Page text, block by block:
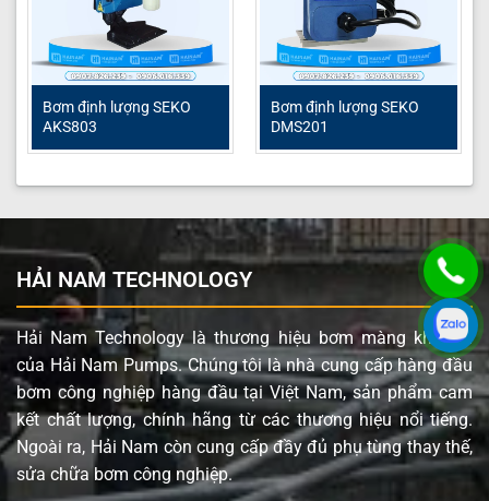
Bơm định lượng SEKO
AKS803
Bơm định lượng SEKO
DMS201
HẢI NAM TECHNOLOGY
Hải Nam Technology là thương hiệu bơm màng khí nén
của Hải Nam Pumps. Chúng tôi là nhà cung cấp hàng đầu
bơm công nghiệp hàng đầu tại Việt Nam, sản phẩm cam
kết chất lượng, chính hãng từ các thương hiệu nổi tiếng.
Ngoài ra, Hải Nam còn cung cấp đầy đủ phụ tùng thay thế,
sửa chữa bơm công nghiệp.